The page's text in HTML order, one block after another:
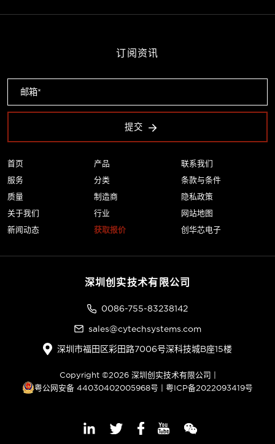
首页
服务
质量
关于我们
新闻动态
产品
分类
制造商
行业
获取报价
联系我们
条款与条件
隐私政策
网站地图
创华芯电子
订阅资讯
提交
深圳创实技术有限公司
0086-755-83238142
sales@cytechsystems.com
深圳市福田区彩田路7006号深科技城B座15楼
Copyright ©2026 深圳创实技术有限公司 |
粤公网安备 44030402005968号 | 粤ICP备2022093419号